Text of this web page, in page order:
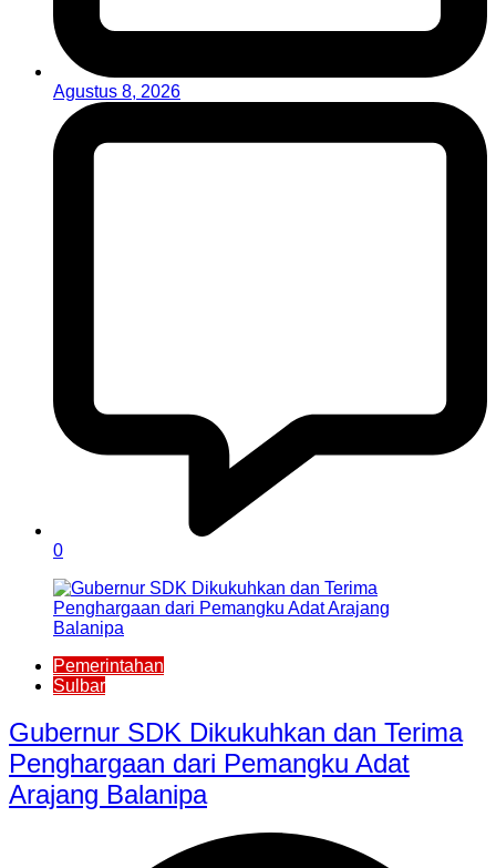
Agustus 8, 2026
0
Pemerintahan
Sulbar
Gubernur SDK Dikukuhkan dan Terima
Penghargaan dari Pemangku Adat
Arajang Balanipa